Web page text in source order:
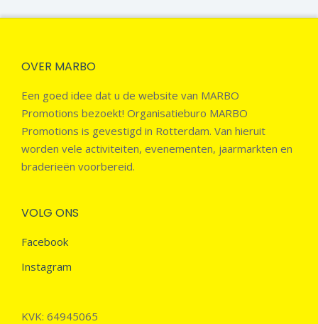
OVER MARBO
Een goed idee dat u de website van MARBO
Promotions bezoekt! Organisatieburo MARBO
Promotions is gevestigd in Rotterdam. Van hieruit
worden vele activiteiten, evenementen, jaarmarkten en
braderieën voorbereid.
VOLG ONS
Facebook
Instagram
KVK: 64945065